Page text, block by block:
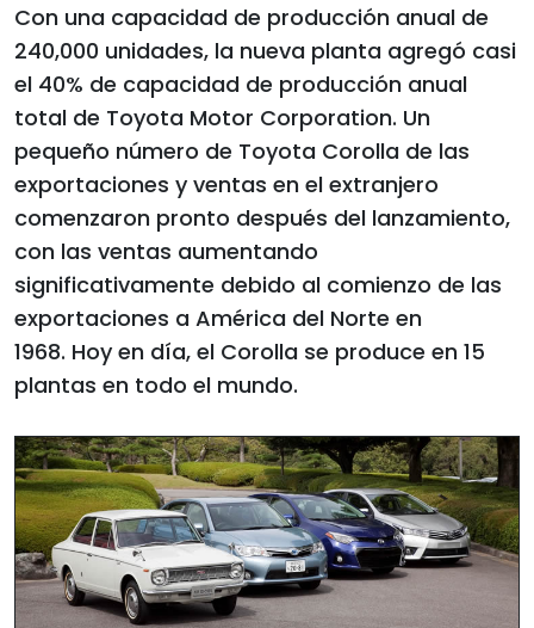
Con una capacidad de producción anual de
240,000 unidades, la nueva planta agregó casi
el 40% de capacidad de producción anual
total de Toyota Motor Corporation. Un
pequeño número de Toyota Corolla de las
exportaciones y ventas en el extranjero
comenzaron pronto después del lanzamiento,
con las ventas aumentando
significativamente debido al comienzo de las
exportaciones a América del Norte en
1968. Hoy en día, el Corolla se produce en 15
plantas en todo el mundo.